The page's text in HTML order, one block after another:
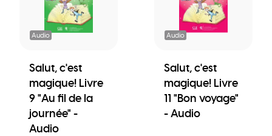
Audio
Salut, c'est
magique! Livre
9 "Au fil de la
journée" -
Audio
Audio
Salut, c'est
magique! Livre
11 "Bon voyage"
- Audio